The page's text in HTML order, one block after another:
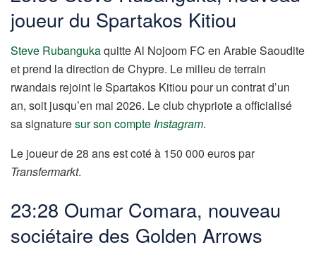
joueur du Spartakos Kitiou
Steve Rubangukaquitte Al Nojoom FC en Arabie Saoudite
et prend la direction de Chypre. Le milieu de terrain
rwandais rejoint le Spartakos Kitiou pour un contrat d’un
an, soit jusqu’en mai 2026. Le club chypriote a officialisé
sa signaturesur son compteInstagram.
Le joueur de 28 ans est coté à 150 000 euros par
Transfermarkt.
23:28 Oumar Comara, nouveau
sociétaire des Golden Arrows